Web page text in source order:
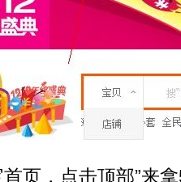
页，点击顶部”来